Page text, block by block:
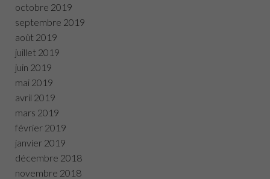
octobre 2019
septembre 2019
août 2019
juillet 2019
juin 2019
mai 2019
avril 2019
mars 2019
février 2019
janvier 2019
décembre 2018
novembre 2018